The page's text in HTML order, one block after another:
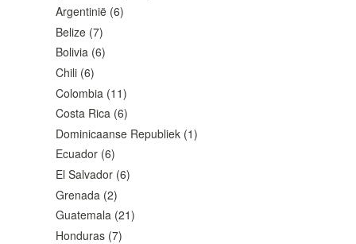
Argentinië (6)
Belize (7)
Bolivia (6)
Chili (6)
Colombia (11)
Costa Rica (6)
Dominicaanse Republiek (1)
Ecuador (6)
El Salvador (6)
Grenada (2)
Guatemala (21)
Honduras (7)